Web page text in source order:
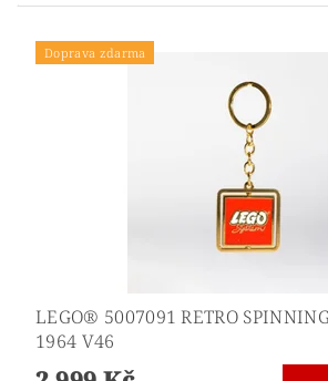
Doprava zdarma
LEGO® 5007091 RETRO
1964 V46